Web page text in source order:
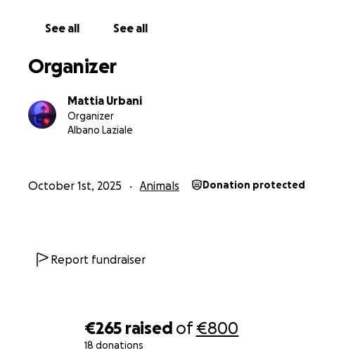
€265 raised of€800
18 donations
See all See all
Organizer
Mattia Urbani
Organizer
Albano Laziale
October 1st, 2025 Animals Donation protected
Report fundraiser